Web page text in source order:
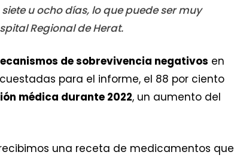
u ocho días, lo que puede ser muy
Regional de Herat.
de sobrevivencia negativos en
para el informe, el 88 por ciento
médica durante 2022, un aumento del
una receta de medicamentos que